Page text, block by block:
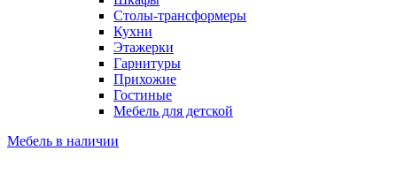
Столы-трансформеры
Кухни
Этажерки
Гарнитуры
Прихожие
Гостиные
Мебель для детской
Мебель в наличии